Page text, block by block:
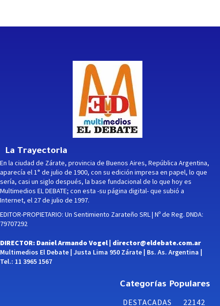
La Trayectoria
En la ciudad de Zárate, provincia de Buenos Aires, República Argentina,
aparecía el 1° de julio de 1900, con su edición impresa en papel, lo que
sería, casi un siglo después, la base fundacional de lo que hoy es
Multimedios EL DEBATE; con esta -su página digital- que subió a
Internet, el 27 de julio de 1997.
EDITOR-PROPIETARIO: Un Sentimiento Zarateño SRL | Nº de Reg. DNDA:
79707292
DIRECTOR: Daniel Armando Vogel | director@eldebate.com.ar
Multimedios El Debate | Justa Lima 950 Zárate | Bs. As. Argentina |
Tel.: 11 3965 1567
Categorías Populares
DESTACADAS
22142